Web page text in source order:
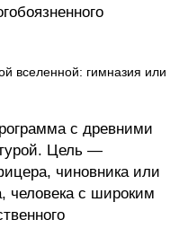
вселенной: гимназия или
с древними
Цель —
чиновника или
человека с широким